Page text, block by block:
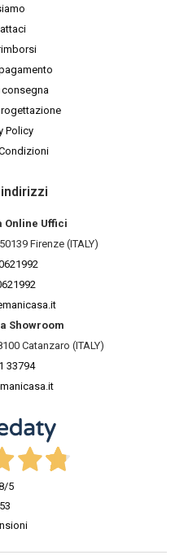
Policy
Online Uffici
Firenze (ITALY)
Showroom
Catanzaro (ITALY)
33794
/5